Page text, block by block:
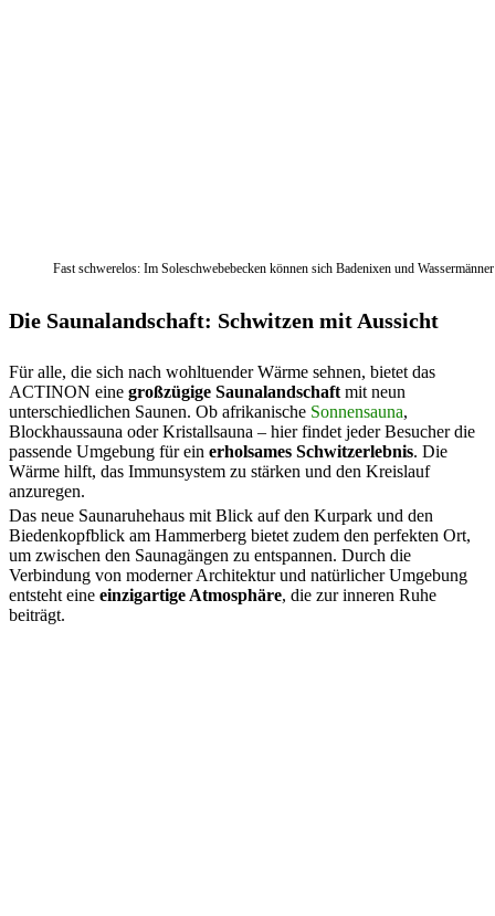
Fast schwerelos: Im Soleschwebebecken können sich Badenixen und
Die Saunalandschaft: Schwitzen mit Aussicht
Für alle, die sich nach wohltuender Wärme sehnen, bietet das
ACTINON eine großzügige Saunalandschaft mit neun
unterschiedlichen Saunen. Ob afrikanische Sonnensauna,
Blockhaussauna oder Kristallsauna – hier findet jeder Besucher die
passende Umgebung für ein erholsames Schwitzerlebnis. Die
Wärme hilft, das Immunsystem zu stärken und den Kreislauf
anzuregen.
Das neue Saunaruhehaus mit Blick auf den Kurpark und den
Biedenkopfblick am Hammerberg bietet zudem den perfekten Ort,
um zwischen den Saunagängen zu entspannen. Durch die
Verbindung von moderner Architektur und natürlicher Umgebung
entsteht eine einzigartige Atmosphäre, die zur inneren Ruhe
beiträgt.